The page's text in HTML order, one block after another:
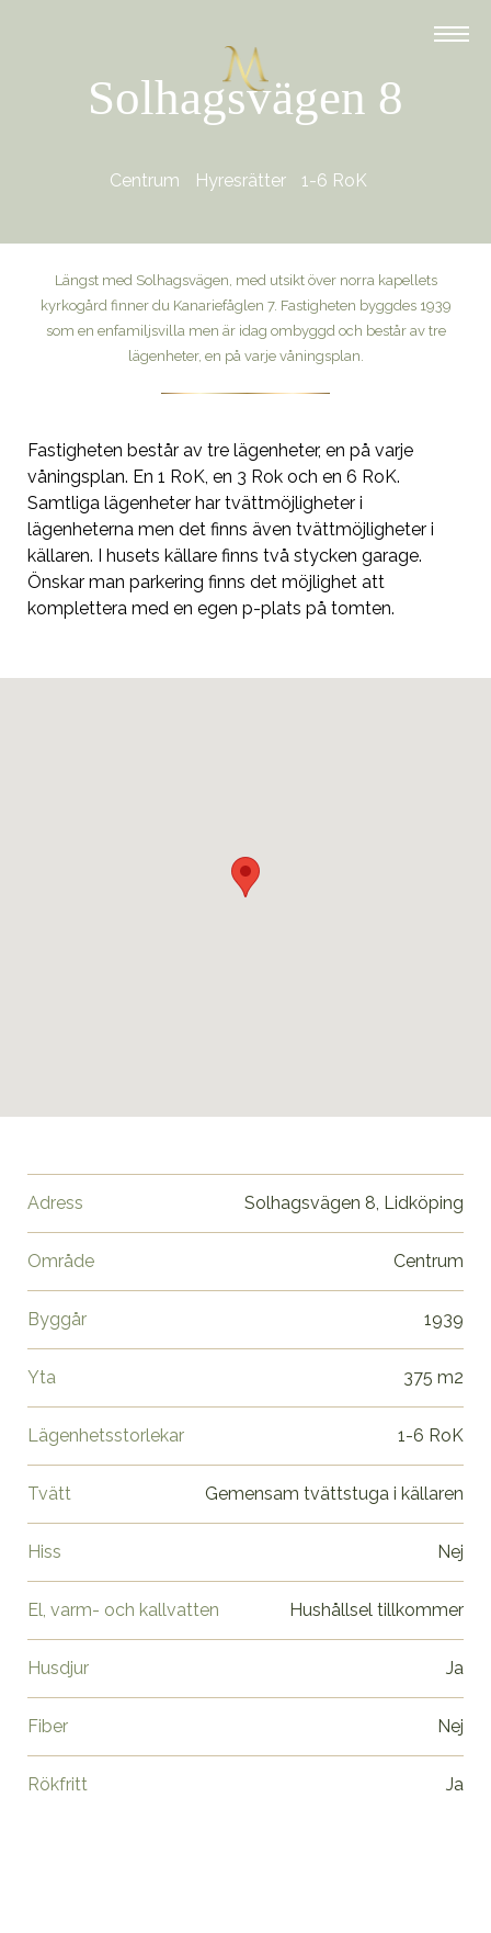
Solhagsvägen 8
Centrum Hyresrätter 1-6 RoK
Längst med Solhagsvägen, med utsikt över norra kapellets
kyrkogård finner du Kanariefåglen 7. Fastigheten byggdes 1939
som en enfamiljsvilla men är idag ombyggd och består av tre
lägenheter, en på varje våningsplan.
Fastigheten består av tre lägenheter, en på varje
våningsplan. En 1 RoK, en 3 Rok och en 6 RoK.
Samtliga lägenheter har tvättmöjligheter i
lägenheterna men det finns även tvättmöjligheter i
källaren. I husets källare finns två stycken garage.
Önskar man parkering finns det möjlighet att
komplettera med en egen p-plats på tomten.
Adress Solhagsvägen 8, Lidköping
Område Centrum
Byggår 1939
Yta 375 m2
Lägenhetsstorlekar 1-6 RoK
Tvätt Gemensam tvättstuga i källaren
Hiss Nej
El, varm- och kallvatten Hushållsel tillkommer
Husdjur Ja
Fiber Nej
Rökfritt Ja